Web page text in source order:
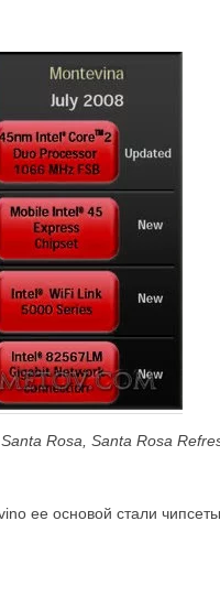
Rosa, Santa Rosa
ее основой стали чипсеты